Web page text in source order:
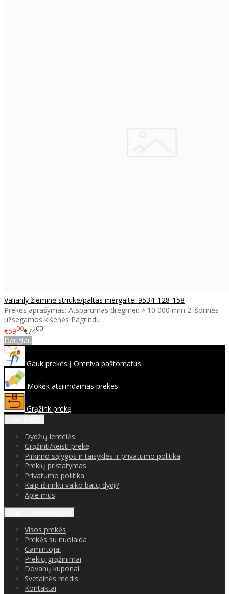
Valianly žieminė striukė/paltas mergaitei 9534_128-158
Prekės aprašymas: Atsparumas drėgmei: > 10 000 mm 2 išorinės
užsegamos kišenės Pagrindi..
€5900€7400
Daugiau
Gauk prekes į Omniva paštomatus
Mokėk atsiimdamas prekes
Grąžink prekę
Dydžių lentelės
Grąžinti/keisti prekę
Pirkimo sąlygos ir taisyklės ir privatumo politika
Prekių pristatymas
Privatumo politika
Kaip iširinkti vaiko batų dydį?
Apie mus
Visos prekės
Prekės su nuolaida
Gamintojai
Prekių grąžinimai
Dovanų kuponai
Svetainės medis
Kontaktai